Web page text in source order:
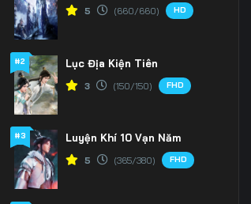
5 (660/660) HD
#2 Lục Địa Kiện Tiên
3 (150/150) FHD
#3 Luyện Khí 10 Vạn Năm
5 (365/380) FHD